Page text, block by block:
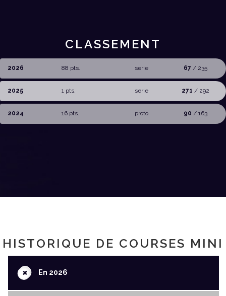
CLASSEMENT
2026 88 pts. serie 67 / 235
2025 1 pts. serie 271 / 292
2024 16 pts. proto 90 / 163
HISTORIQUE DE COURSES MINI
+En 2026